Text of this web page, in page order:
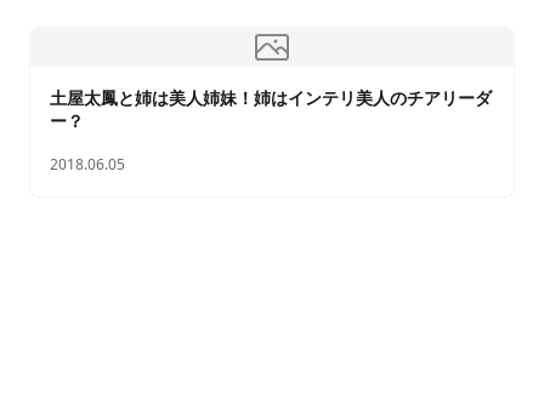
土屋太鳳と姉は美人姉妹！姉はインテリ美人のチアリーダ
ー？
2018.06.05